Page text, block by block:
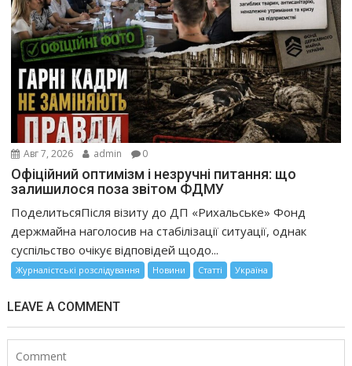
Авг 7, 2026 admin 0
Офіційний оптимізм і незручні питання: що
залишилося поза звітом ФДМУ
ПоделитьсяПісля візиту до ДП «Рихальське» Фонд
держмайна наголосив на стабілізації ситуації, однак
суспільство очікує відповідей щодо...
Журналістські розслідування Новини Статті Україна
LEAVE A COMMENT